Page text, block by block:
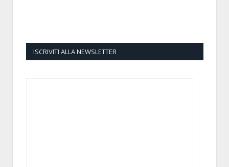
ISCRIVITI ALLA NEWSLETTER